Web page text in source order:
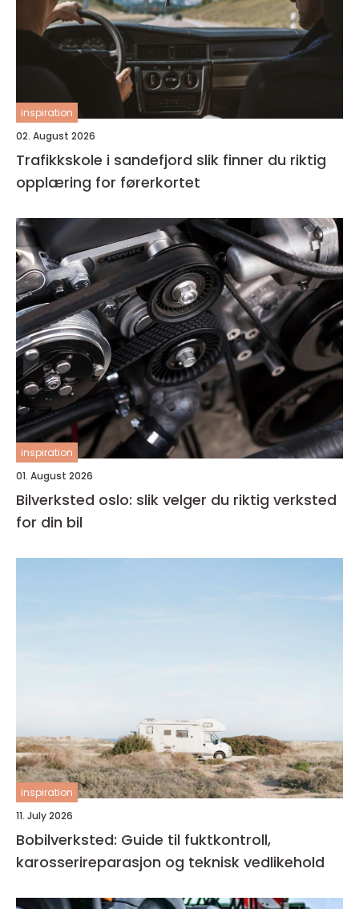
inspiration
02. August 2026
Trafikkskole i sandefjord slik finner du riktig
opplæring for førerkortet
inspiration
01. August 2026
Bilverksted oslo: slik velger du riktig verksted
for din bil
inspiration
11. July 2026
Bobilverksted: Guide til fuktkontroll,
karosserireparasjon og teknisk vedlikehold